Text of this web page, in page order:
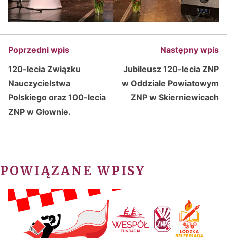
Poprzedni wpis
120-lecia Związku
Nauczycielstwa
Polskiego oraz 100-lecia
ZNP w Głownie.
Następny wpis
Jubileusz 120-lecia ZNP
w Oddziale Powiatowym
ZNP w Skierniewicach
POWIĄZANE WPISY